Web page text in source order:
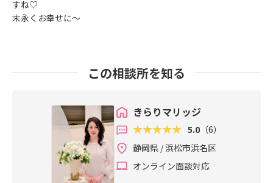
すね♡
末永くお幸せに～
この相談所を知る
きらりマリッジ
5.0 （6）
静岡県 / 浜松市浜名区
オンライン面談対応